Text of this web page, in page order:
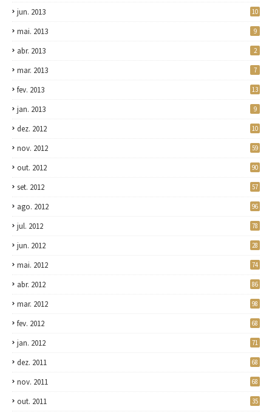
jun. 2013 10
mai. 2013 9
abr. 2013 2
mar. 2013 7
fev. 2013 13
jan. 2013 9
dez. 2012 10
nov. 2012 59
out. 2012 90
set. 2012 57
ago. 2012 96
jul. 2012 78
jun. 2012 28
mai. 2012 74
abr. 2012 86
mar. 2012 98
fev. 2012 68
jan. 2012 71
dez. 2011 68
nov. 2011 68
out. 2011 35